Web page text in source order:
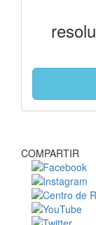
COMPARTIR